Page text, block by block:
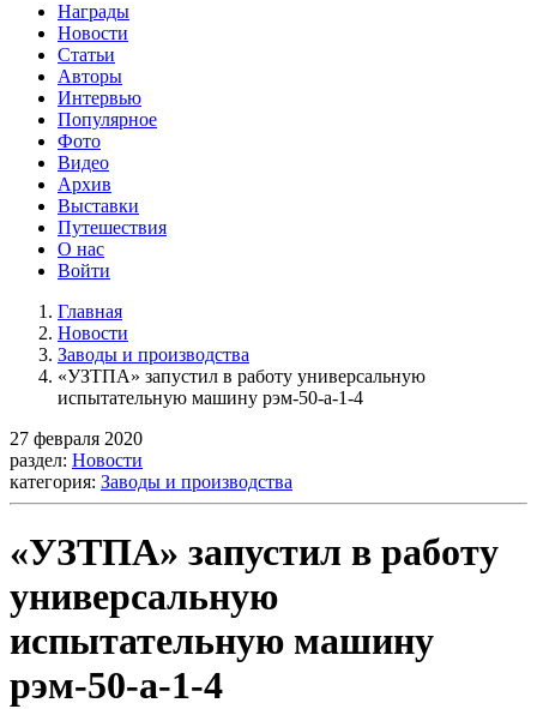
Награды
Новости
Статьи
Авторы
Интервью
Популярное
Фото
Видео
Архив
Выставки
Путешествия
О нас
Войти
Главная
Новости
Заводы и производства
«УЗТПА» запустил в работу универсальную
испытательную машину рэм-50-а-1-4
27 февраля 2020
раздел: Новости
категория: Заводы и производства
«УЗТПА» запустил в работу
универсальную
испытательную машину
рэм-50-а-1-4